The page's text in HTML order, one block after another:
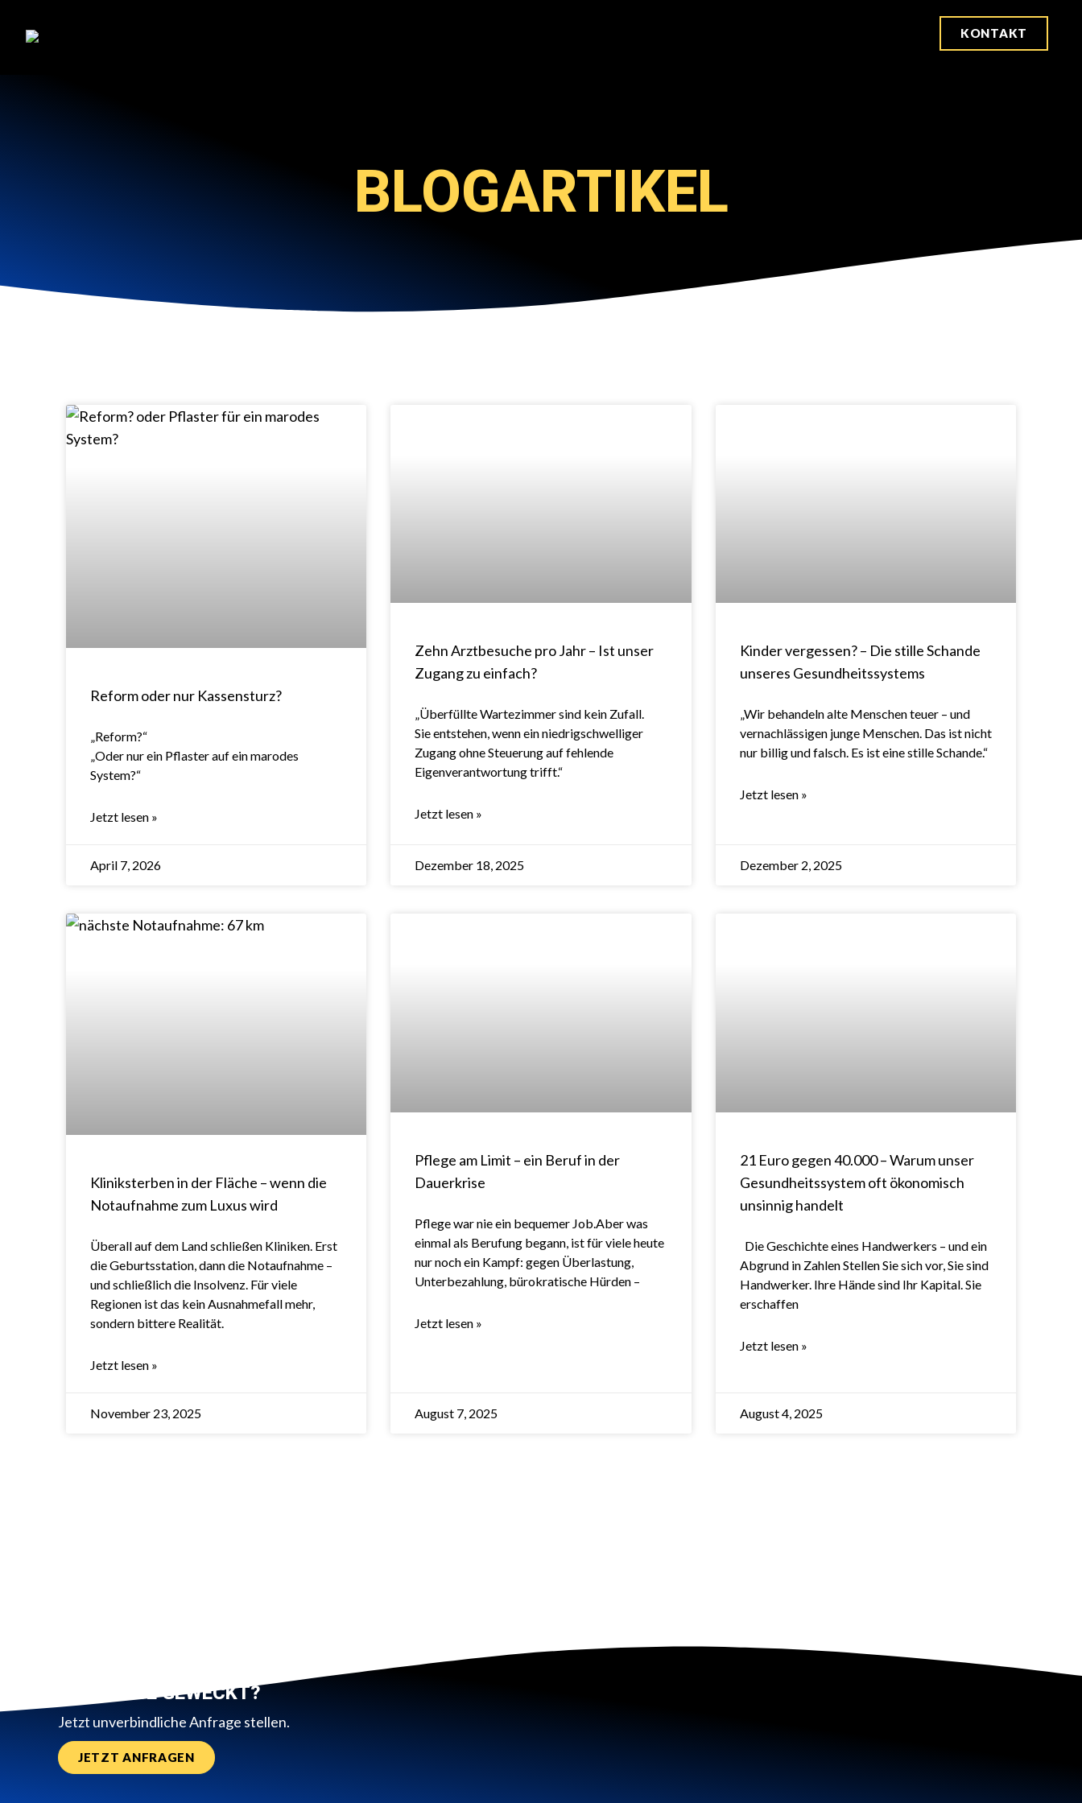
KONTAKT
BLOGARTIKEL
Reform oder nur Kassensturz?
„Reform?“
„Oder nur ein Pflaster auf ein marodes
System?“
Jetzt lesen »
April 7, 2026
Zehn Arztbesuche pro Jahr – Ist unser
Zugang zu einfach?
„Überfüllte Wartezimmer sind kein Zufall.
Sie entstehen, wenn ein niedrigschwelliger
Zugang ohne Steuerung auf fehlende
Eigenverantwortung trifft.“
Jetzt lesen »
Dezember 18, 2025
Kinder vergessen? – Die stille Schande
unseres Gesundheitssystems
„Wir behandeln alte Menschen teuer – und
vernachlässigen junge Menschen. Das ist nicht
nur billig und falsch. Es ist eine stille Schande.“
Jetzt lesen »
Dezember 2, 2025
Kliniksterben in der Fläche – wenn die
Notaufnahme zum Luxus wird
Überall auf dem Land schließen Kliniken. Erst
die Geburtsstation, dann die Notaufnahme –
und schließlich die Insolvenz. Für viele
Regionen ist das kein Ausnahmefall mehr,
sondern bittere Realität.
Jetzt lesen »
November 23, 2025
Pflege am Limit – ein Beruf in der
Dauerkrise
Pflege war nie ein bequemer Job.Aber was
einmal als Berufung begann, ist für viele heute
nur noch ein Kampf: gegen Überlastung,
Unterbezahlung, bürokratische Hürden –
Jetzt lesen »
August 7, 2025
21 Euro gegen 40.000 – Warum unser
Gesundheitssystem oft ökonomisch
unsinnig handelt
Die Geschichte eines Handwerkers – und ein
Abgrund in Zahlen Stellen Sie sich vor, Sie sind
Handwerker. Ihre Hände sind Ihr Kapital. Sie
erschaffen
Jetzt lesen »
August 4, 2025
INTERESSE GEWECKT?
Jetzt unverbindliche Anfrage stellen.
JETZT ANFRAGEN